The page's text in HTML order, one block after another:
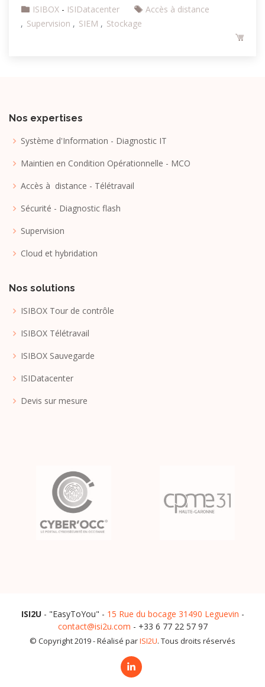
ISIBOX - ISIDatacenter
Accès à distance
Supervision
SIEM Stockage
Nos expertises
Système d'Information - Diagnostic IT
Maintien en Condition Opérationnelle - MCO
Accès à distance - Télétravail
Sécurité - Diagnostic flash
Supervision
Cloud et hybridation
Nos solutions
ISIBOX Tour de contrôle
ISIBOX Télétravail
ISIBOX Sauvegarde
ISIDatacenter
Devis sur mesure
ISI2U - "EasyToYou" - 15 Rue du bocage 31490 Leguevin -
contact@isi2u.com - +33 6 77 22 57 97
© Copyright 2019 - Réalisé parISI2U. Tous droits réservés